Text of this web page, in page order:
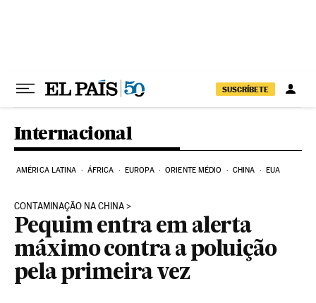
SUSCRÍBETE
Internacional
AMÉRICA LATINA ÁFRICA EUROPA ORIENTE MÉDIO CHINA EUA
CONTAMINAÇÃO NA CHINA
Pequim entra em alerta
máximo contra a poluição
pela primeira vez